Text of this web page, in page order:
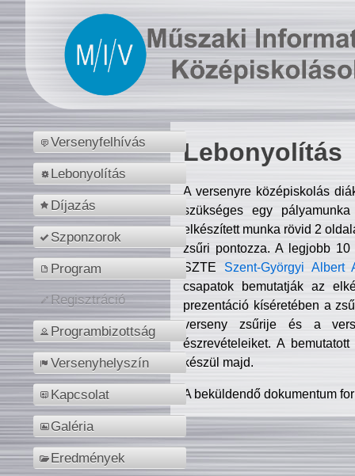
Versenyfelhívás
Lebonyolítás
Díjazás
Szponzorok
Program
Regisztráció
Programbizottság
Versenyhelyszín
Kapcsolat
Galéria
Eredmények
Lebonyolítás
A versenyre középiskolás
szükséges egy
elkészített munka rövid 2
zsűri pontozza. A legjobb
SZTE Szent-Györgyi Albert
csapatok bemutatják az
prezentáció kíséretében a
verseny zsűrije és a
észrevételeiket. A
készül majd.
A beküldendő dokumentum